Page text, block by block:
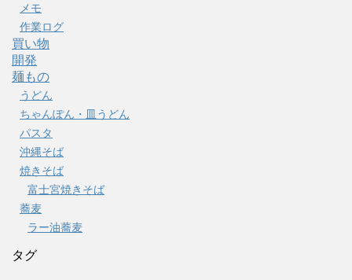
メモ
作業ログ
買い物
開発
麺もの
うどん
ちゃんぽん・皿うどん
パスタ
沖縄そば
焼きそば
富士宮焼きそば
蕎麦
ラー油蕎麦
タグ